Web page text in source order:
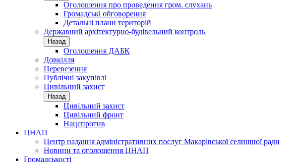
Оголошення про проведення гром. слухань
Громадські обговорення
Детальні плани територій
Державний архітектурно-будівельний контроль
Назад
Оголошення ДАБК
Довкілля
Перевезення
Публічні закупівлі
Цивільний захист
Назад
Цивільний захист
Цивільний фронт
Нацспротив
ЦНАП
Центр надання адміністративних послуг Макарівської селищної ради
Новини та оголошення ЦНАП
Громадськості